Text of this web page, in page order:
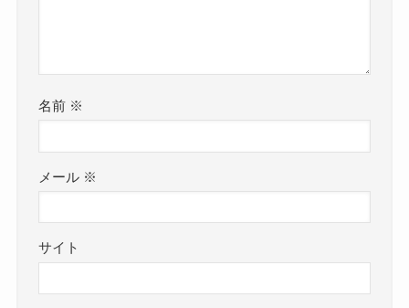
名前 ※
メール ※
サイト